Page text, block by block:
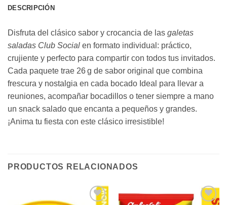
DESCRIPCIÓN
Disfruta del clásico sabor y crocancia de las galetas
saladas Club Social en formato individual: práctico,
crujiente y perfecto para compartir con todos tus invitados.
Cada paquete trae 26 g de sabor original que combina
frescura y nostalgia en cada bocado Ideal para llevar a
reuniones, acompañar bocadillos o tener siempre a mano
un snack salado que encanta a pequeños y grandes.
¡Anima tu fiesta con este clásico irresistible!
PRODUCTOS RELACIONADOS